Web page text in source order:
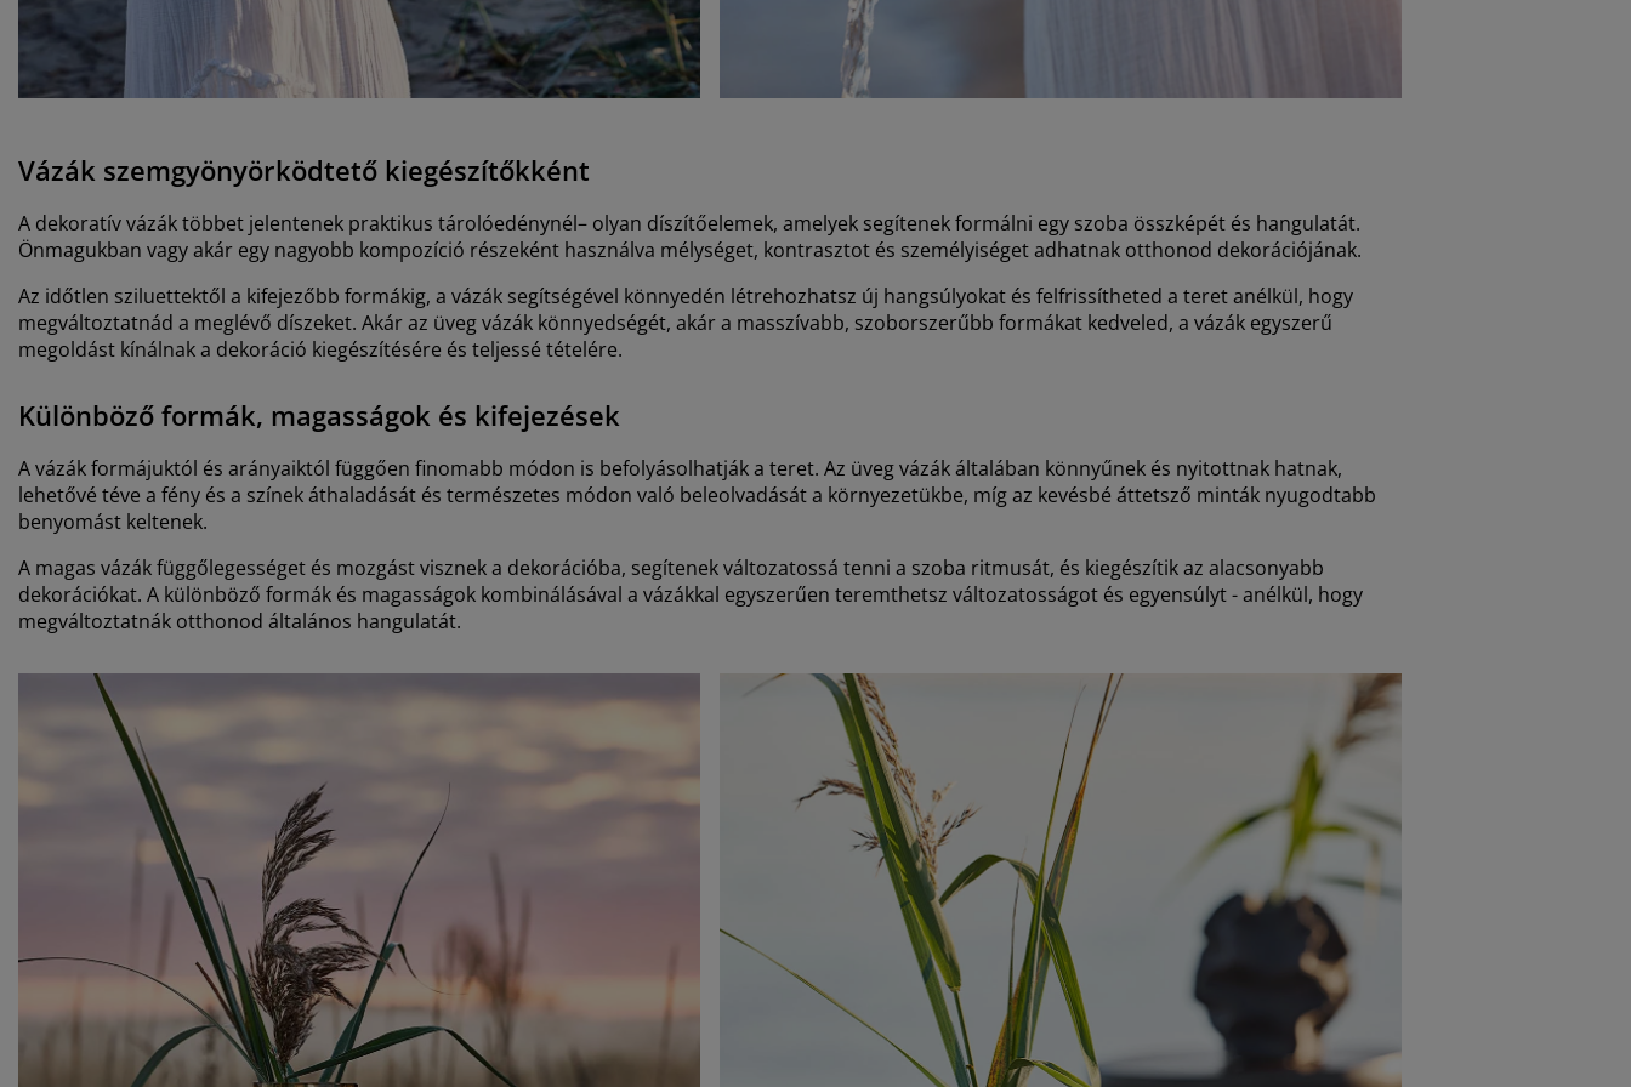
Vázák szemgyönyörködtető kiegészítőkként
A dekoratív vázák többet jelentenek praktikus tárolóedénynél– olyan díszítőelemek, amelyek segítenek formálni egy szoba összképét és hangulatát.
Önmagukban vagy akár egy nagyobb kompozíció részeként használva mélységet, kontrasztot és személyiséget adhatnak otthonod dekorációjának.
Az időtlen sziluettektől a kifejezőbb formákig, a vázák segítségével könnyedén létrehozhatsz új hangsúlyokat és felfrissítheted a teret anélkül, hogy
megváltoztatnád a meglévő díszeket. Akár az üveg vázák könnyedségét, akár a masszívabb, szoborszerűbb formákat kedveled, a vázák egyszerű
megoldást kínálnak a dekoráció kiegészítésére és teljessé tételére.
Különböző formák, magasságok és kifejezések
A vázák formájuktól és arányaiktól függően finomabb módon is befolyásolhatják a teret. Az üveg vázák általában könnyűnek és nyitottnak hatnak,
lehetővé téve a fény és a színek áthaladását és természetes módon való beleolvadását a környezetükbe, míg az kevésbé áttetsző minták nyugodtabb
benyomást keltenek.
A magas vázák függőlegességet és mozgást visznek a dekorációba, segítenek változatossá tenni a szoba ritmusát, és kiegészítik az alacsonyabb
dekorációkat. A különböző formák és magasságok kombinálásával a vázákkal egyszerűen teremthetsz változatosságot és egyensúlyt - anélkül, hogy
megváltoztatnák otthonod általános hangulatát.